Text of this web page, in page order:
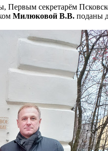
Первым секретарём
Милюковой В.В. поданы